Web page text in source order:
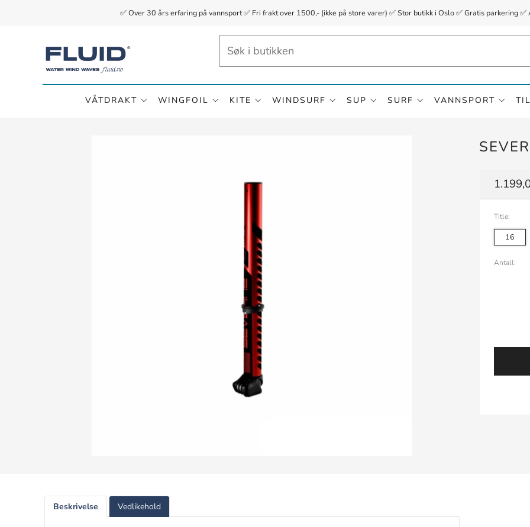
✅ Over 30 års erfaring på vannsport ✅ Fri frakt over 1500,- (ikke på store varer) ✅ Stor butikk i Oslo ✅ Gratis parkering
VÅTDRAKT WINGFOIL KITE WINDSURF SUP SURF VANNSPORT
Vanlig
pris
Title:
16
Antall:
Beskrivelse Vedlikehold